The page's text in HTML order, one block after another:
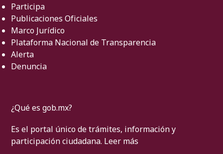
Participa
Publicaciones Oficiales
Marco Jurídico
Plataforma Nacional de Transparencia
Alerta
Denuncia
¿Qué es gob.mx?
Es el portal único de trámites, información y
participación ciudadana. Leer más